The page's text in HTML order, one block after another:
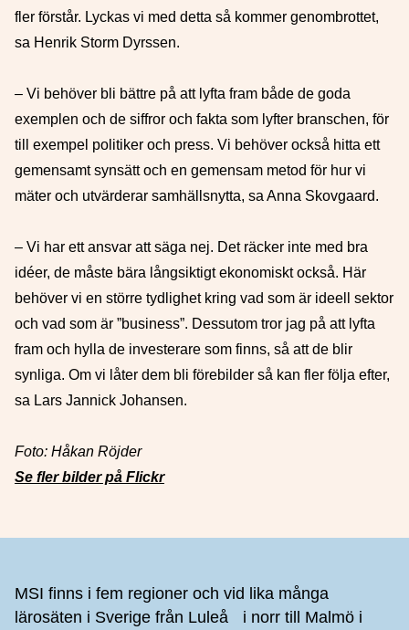
fler förstår. Lyckas vi med detta så kommer genombrottet,
sa Henrik Storm Dyrssen.
– Vi behöver bli bättre på att lyfta fram både de goda
exemplen och de siffror och fakta som lyfter branschen, för
till exempel politiker och press. Vi behöver också hitta ett
gemensamt synsätt och en gemensam metod för hur vi
mäter och utvärderar samhällsnytta, sa Anna Skovgaard.
– Vi har ett ansvar att säga nej. Det räcker inte med bra
idéer, de måste bära långsiktigt ekonomiskt också. Här
behöver vi en större tydlighet kring vad som är ideell sektor
och vad som är ”business”. Dessutom tror jag på att lyfta
fram och hylla de investerare som finns, så att de blir
synliga. Om vi låter dem bli förebilder så kan fler följa efter,
sa Lars Jannick Johansen.
Foto: Håkan Röjder
Se fler bilder på Flickr
MSI finns i fem regioner och vid lika många
lärosäten i Sverige från Luleå i norr till Malmö i